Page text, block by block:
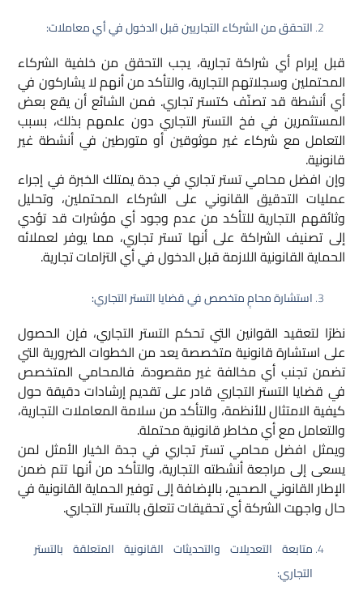
التحقق من الشركاء التجاريين قبل الدخول في أي معاملات:
قبل إبرام أي شراكة تجارية، يجب التحقق من خلفية الشركاء
المحتملين وسجلاتهم التجارية، والتأكد من أنهم لا يشاركون في
أي أنشطة قد تصنّف كتستر تجاري. فمن الشائع أن يقع بعض
المستثمرين في فخ التستر التجاري دون علمهم بذلك، بسبب
التعامل مع شركاء غير موثوقين أو متورطين في أنشطة غير
قانونية.
وإن افضل محامي تستر تجاري في جدة يمتلك الخبرة في إجراء
عمليات التدقيق القانوني على الشركاء المحتملين، وتحليل
وثائقهم التجارية للتأكد من عدم وجود أي مؤشرات قد تؤدي
إلى تصنيف الشراكة على أنها تستر تجاري، مما يوفر لعملائه
الحماية القانونية اللازمة قبل الدخول في أي التزامات تجارية.
استشارة محامٍ متخصص في قضايا التستر التجاري:
نظرًا لتعقيد القوانين التي تحكم التستر التجاري، فإن الحصول
على استشارة قانونية متخصصة يعد من الخطوات الضرورية التي
تضمن تجنب أي مخالفة غير مقصودة. فالمحامي المتخصص
في قضايا التستر التجاري قادر على تقديم إرشادات دقيقة حول
كيفية الامتثال للأنظمة، والتأكد من سلامة المعاملات التجارية،
والتعامل مع أي مخاطر قانونية محتملة.
ويمثل افضل محامي تستر تجاري في جدة الخيار الأمثل لمن
يسعى إلى مراجعة أنشطته التجارية، والتأكد من أنها تتم ضمن
الإطار القانوني الصحيح، بالإضافة إلى توفير الحماية القانونية في
حال واجهت الشركة أي تحقيقات تتعلق بالتستر التجاري.
متابعة التعديلات والتحديثات القانونية المتعلقة بالتستر
التجاري: